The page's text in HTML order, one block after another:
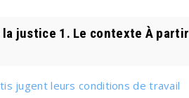
justice 1. Le contexte À partir
jugent leurs conditions de travail